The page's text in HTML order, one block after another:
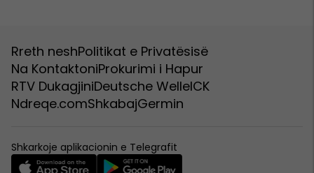
Rreth neshPolitikat e Privatësisë
Na KontaktoniProkurimi i Hapur
RTV DukagjiniDeutsche WelleICK
Ndreqe.comShkabajGermin
Shkarkoje aplikacionin e Telegrafit